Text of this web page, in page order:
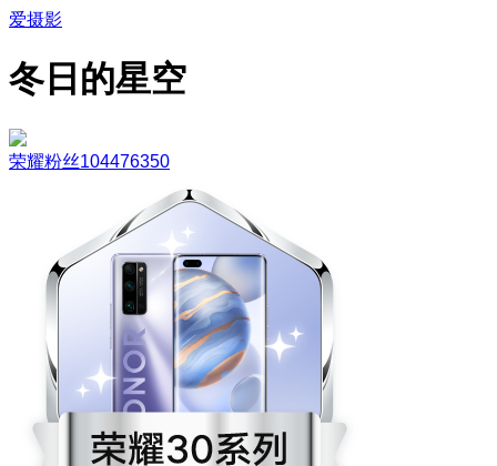
爱摄影
冬日的星空
荣耀粉丝104476350